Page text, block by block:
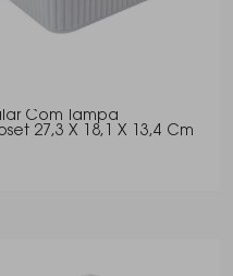
Com Tampa
27,3 X 18,1 X 13,4 Cm